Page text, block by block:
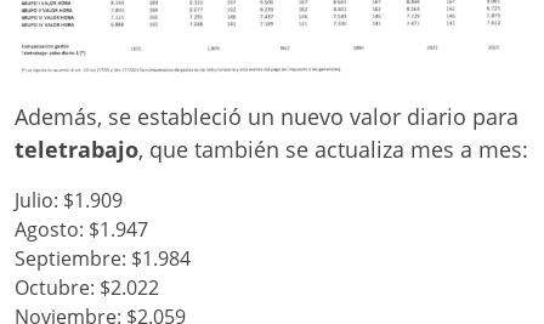
Además, se estableció un nuevo valor diario para
teletrabajo, que también se actualiza mes a mes:
Julio: $1.909
Agosto: $1.947
Septiembre: $1.984
Octubre: $2.022
Noviembre: $2.059